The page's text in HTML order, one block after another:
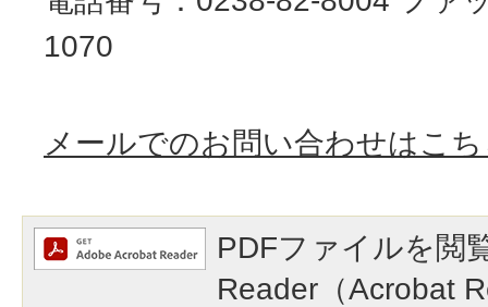
1070
メールでのお問い合わせはこ
PDFファイルを閲
Reader（Acrobat